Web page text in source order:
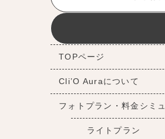
TOPページ
Cli’O Auraについて
フォトプラン・料金シミ
ライトプラン